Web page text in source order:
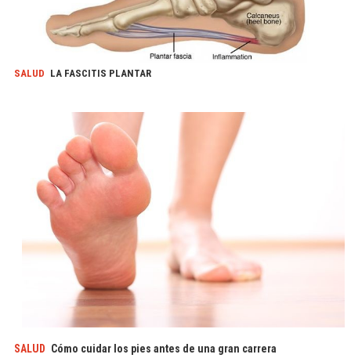
SALUD LA FASCITIS PLANTAR
SALUD Cómo cuidar los pies antes de una gran carrera